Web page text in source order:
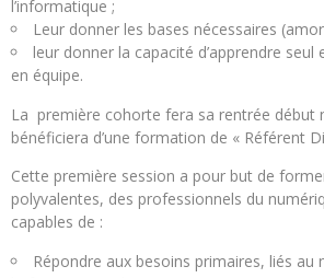
l’informatique ;
Leur donner les bases nécessaires
leur donner la capacité d’apprendre seul
en équipe.
La première cohorte fera sa rentrée début
bénéficiera d’une formation de « Référent
Cette première session a pour but de
polyvalentes, des professionnels du
capables de :
Répondre aux besoins primaires, liés au